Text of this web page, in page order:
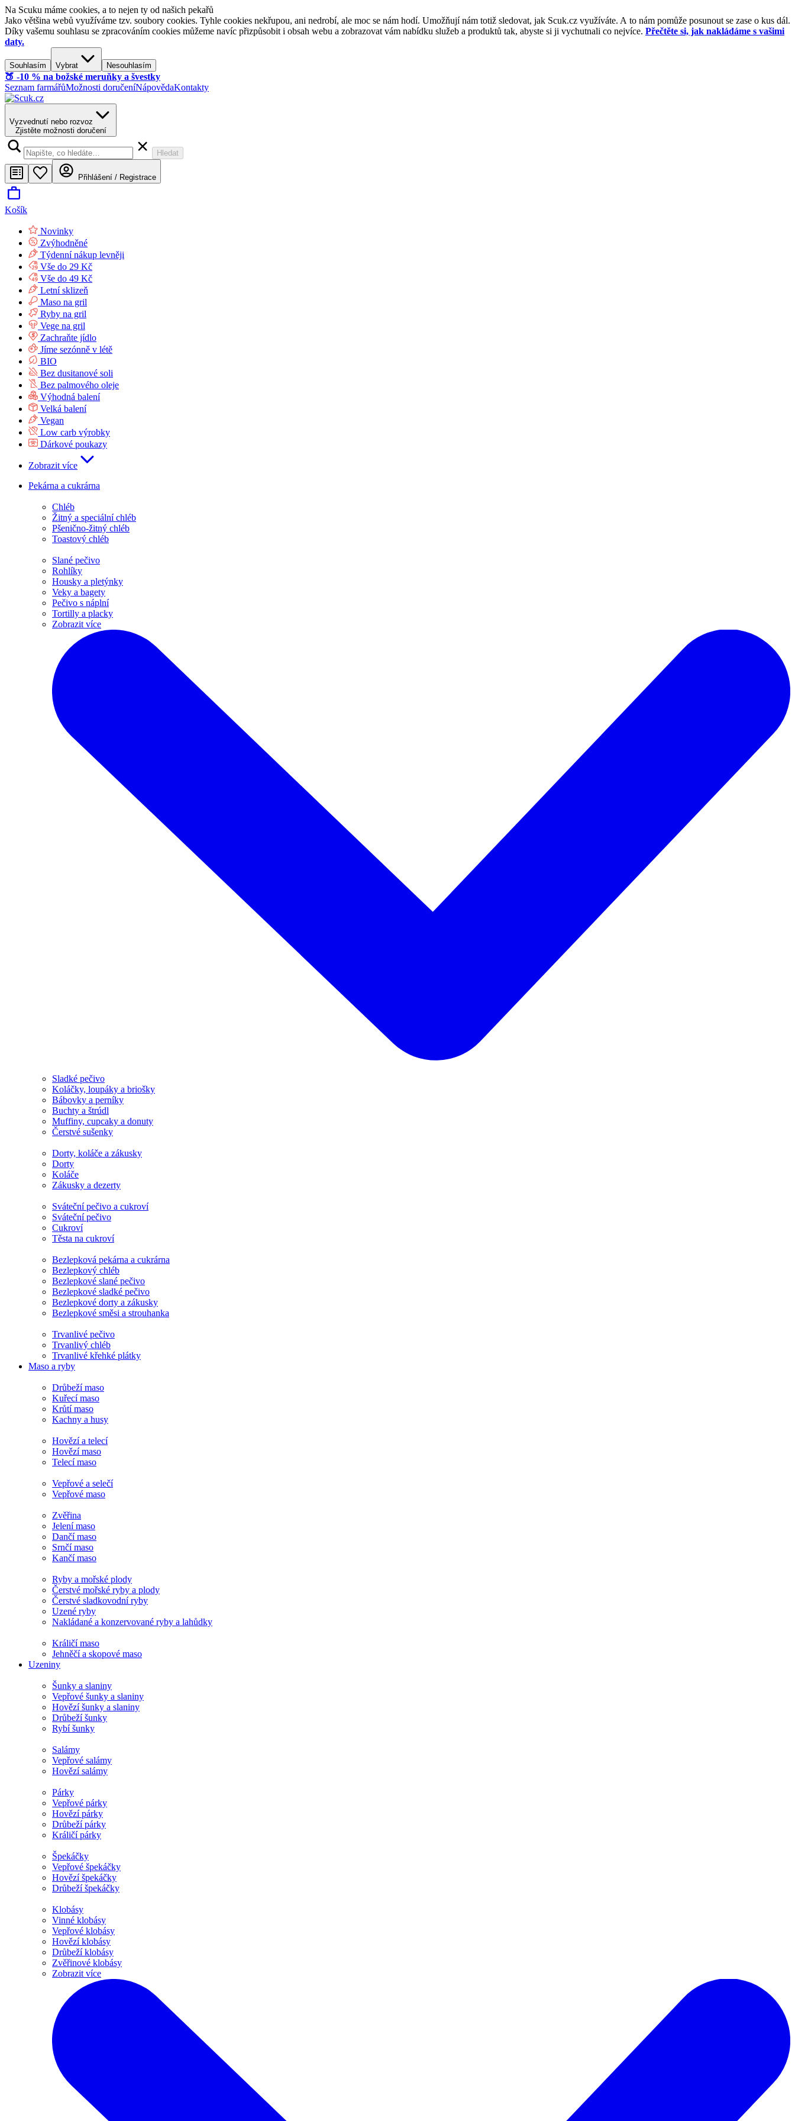
Na Scuku máme cookies, a to nejen ty od našich pekařů
Jako většina webů využíváme tzv. soubory cookies. Tyhle cookies nekřupou, ani nedrobí, ale moc se nám hodí. Umožňují nám totiž sledovat, jak Scuk.cz využíváte. A to nám pomůže posunout se zase o kus dál.
Díky vašemu souhlasu se zpracováním cookies můžeme navíc přizpůsobit i obsah webu a zobrazovat vám nabídku služeb a produktů tak, abyste si ji vychutnali co nejvíce. Přečtěte si, jak nakládáme s vašimi
daty.
Souhlasím Vybrat Nesouhlasím
🍑​ -10 % na božské meruňky a švestky
Seznam farmářůMožnosti doručeníNápovědaKontakty
Vyzvednutí nebo rozvoz
Zjistěte možnosti doručení
Hledat
Přihlášení / Registrace
Košík
Novinky
Zvýhodněné
Týdenní nákup levněji
Vše do 29 Kč
Vše do 49 Kč
Letní sklizeň
Maso na gril
Ryby na gril
Vege na gril
Zachraňte jídlo
Jíme sezónně v létě
BIO
Bez dusitanové soli
Bez palmového oleje
Výhodná balení
Velká balení
Vegan
Low carb výrobky
Dárkové poukazy
Zobrazit více
Pekárna a cukrárna
Chléb
Žitný a speciální chléb
Pšenično-žitný chléb
Toastový chléb
Slané pečivo
Rohlíky
Housky a pletýnky
Veky a bagety
Pečivo s náplní
Tortilly a placky
Zobrazit více
Sladké pečivo
Koláčky, loupáky a briošky
Bábovky a perníky
Buchty a štrúdl
Muffiny, cupcaky a donuty
Čerstvé sušenky
Dorty, koláče a zákusky
Dorty
Koláče
Zákusky a dezerty
Sváteční pečivo a cukroví
Sváteční pečivo
Cukroví
Těsta na cukroví
Bezlepková pekárna a cukrárna
Bezlepkový chléb
Bezlepkové slané pečivo
Bezlepkové sladké pečivo
Bezlepkové dorty a zákusky
Bezlepkové směsi a strouhanka
Trvanlivé pečivo
Trvanlivý chléb
Trvanlivé křehké plátky
Maso a ryby
Drůbeží maso
Kuřecí maso
Krůtí maso
Kachny a husy
Hovězí a telecí
Hovězí maso
Telecí maso
Vepřové a selečí
Vepřové maso
Zvěřina
Jelení maso
Dančí maso
Srnčí maso
Kančí maso
Ryby a mořské plody
Čerstvé mořské ryby a plody
Čerstvé sladkovodní ryby
Uzené ryby
Nakládané a konzervované ryby a lahůdky
Králičí maso
Jehněčí a skopové maso
Uzeniny
Šunky a slaniny
Vepřové šunky a slaniny
Hovězí šunky a slaniny
Drůbeží šunky
Rybí šunky
Salámy
Vepřové salámy
Hovězí salámy
Párky
Vepřové párky
Hovězí párky
Drůbeží párky
Králičí párky
Špekáčky
Vepřové špekáčky
Hovězí špekáčky
Drůbeží špekáčky
Klobásy
Vinné klobásy
Vepřové klobásy
Hovězí klobásy
Drůbeží klobásy
Zvěřinové klobásy
Zobrazit více